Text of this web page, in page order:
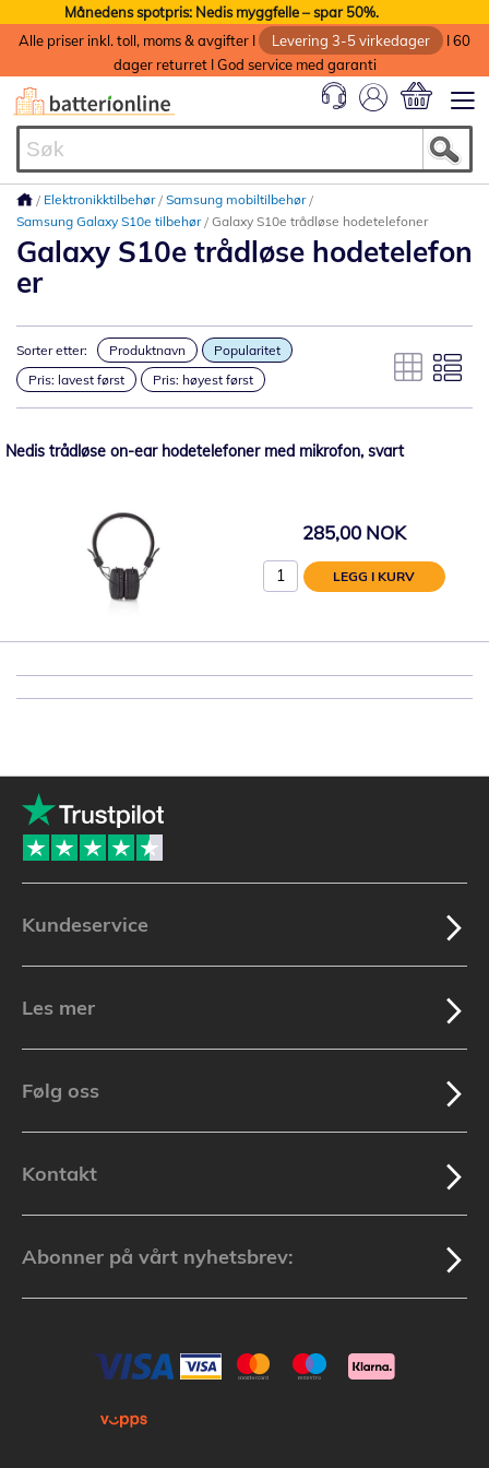
Månedens spotpris: Nedis myggfelle – spar 50%.
Alle priser inkl. toll, moms & avgifter I
Levering 3-5 virkedager
I 60
dager returret I God service med garanti
Elektronikktilbehør Samsung mobiltilbehør
Samsung Galaxy S10e tilbehør Galaxy S10e trådløse hodetelefoner
Galaxy S10e trådløse hodetelefon
er
Sorter etter: Produktnavn
Popularitet
Pris: lavest først
Pris: høyest først
Nedis trådløse on-ear hodetelefoner med mikrofon, svart
285,00 NOK
LEGG I KURV
Kundeservice
Les mer
Følg oss
Kontakt
Abonner på vårt nyhetsbrev: